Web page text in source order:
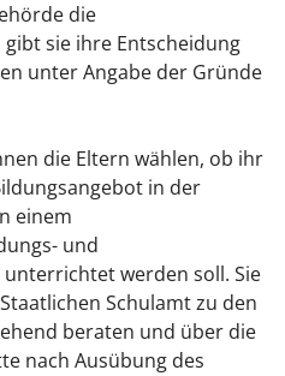
die
sie ihre Entscheidung
unter Angabe der Gründe
die Eltern wählen, ob ihr
in der
einem
und
unterrichtet werden soll. Sie
Schulamt zu den
beraten und über die
nach Ausübung des